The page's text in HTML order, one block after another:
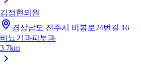
김정현의원
경상남도 진주시 비봉로24번길 16
비뇨기과피부과
3.7km